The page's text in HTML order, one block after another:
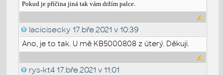
Pokud je příčina jiná tak vám držím palce.
lacicisecky 17.bře.2021 v 10:39
Ano, je to tak. U mě KB5000808 z úterý. Děkuji.
rys-kt4 17.bře.2021 v 11:01